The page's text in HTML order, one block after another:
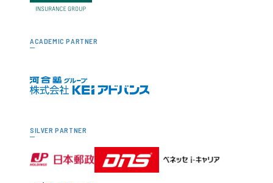
ACADEMIC PARTNER
SILVER PARTNER